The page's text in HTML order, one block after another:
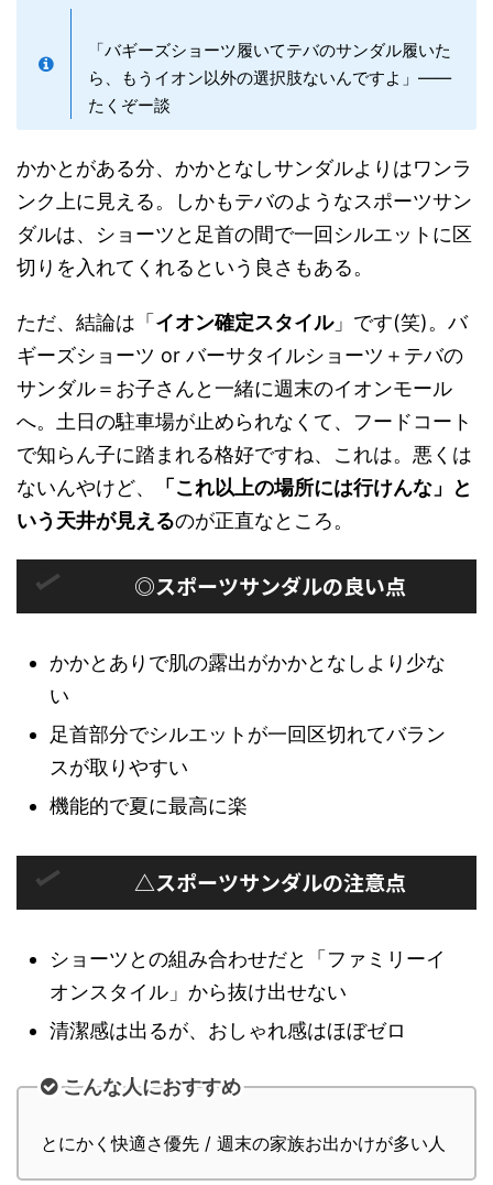
「バギーズショーツ履いてテバのサンダル履いた
ら、もうイオン以外の選択肢ないんですよ」——
たくぞー談
かかとがある分、かかとなしサンダルよりはワンラ
ンク上に見える。しかもテバのようなスポーツサン
ダルは、ショーツと足首の間で一回シルエットに区
切りを入れてくれるという良さもある。
ただ、結論は「イオン確定スタイル」です(笑)。バ
ギーズショーツ or バーサタイルショーツ＋テバの
サンダル＝お子さんと一緒に週末のイオンモール
へ。土日の駐車場が止められなくて、フードコート
で知らん子に踏まれる格好ですね、これは。悪くは
ないんやけど、
「これ以上の場所には行けんな」と
いう天井が見えるのが正直なところ。
◎スポーツサンダルの良い点
かかとありで肌の露出がかかとなしより少な
い
足首部分でシルエットが一回区切れてバラン
スが取りやすい
機能的で夏に最高に楽
△スポーツサンダルの注意点
ショーツとの組み合わせだと「ファミリーイ
オンスタイル」から抜け出せない
清潔感は出るが、おしゃれ感はほぼゼロ
こんな人におすすめ
とにかく快適さ優先 / 週末の家族お出かけが多い人